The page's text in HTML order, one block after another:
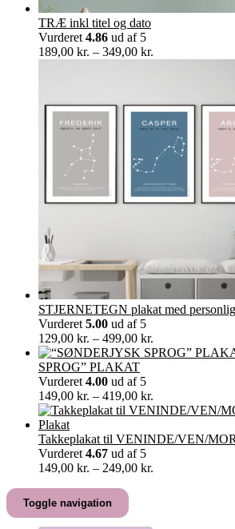
TRÆ inkl titel og dato
Vurderet 4.86 ud af 5
189,00 kr. – 349,00 kr.
STJERNETEGN plakat med
Vurderet 5.00 ud af 5
129,00 kr. – 499,00 kr.
129,00 kr.
SPROG” PLAKAT
Vurderet 4.00 ud af 5
149,00 kr. – 419,00 kr.
149,00 kr.
419,00 kr.
Takkeplakat til VENINDE/VEN/
Vurderet 4.67 ud af 5
149,00 kr. – 249,00 kr.
Toggle navigation